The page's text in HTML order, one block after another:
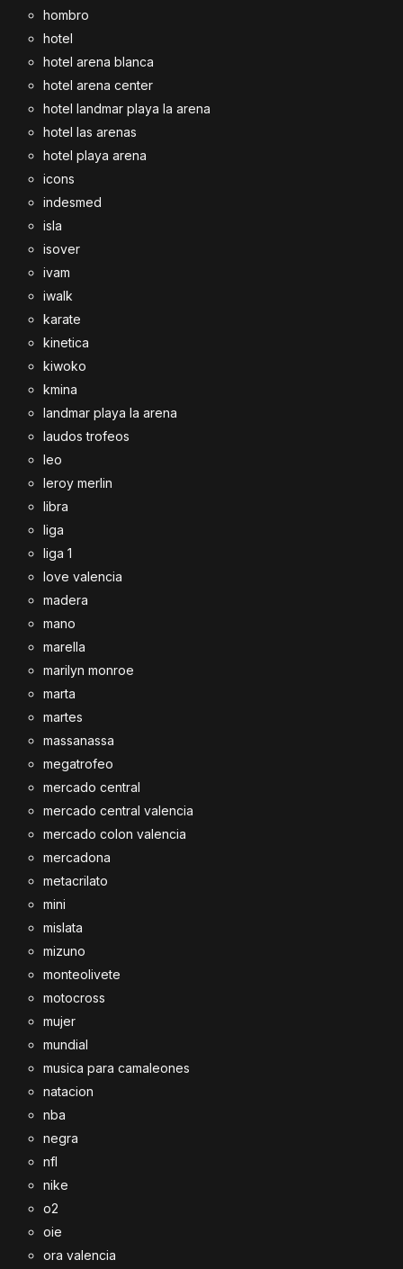
hombro
hotel
hotel arena blanca
hotel arena center
hotel landmar playa la arena
hotel las arenas
hotel playa arena
icons
indesmed
isla
isover
ivam
iwalk
karate
kinetica
kiwoko
kmina
landmar playa la arena
laudos trofeos
leo
leroy merlin
libra
liga
liga 1
love valencia
madera
mano
marella
marilyn monroe
marta
martes
massanassa
megatrofeo
mercado central
mercado central valencia
mercado colon valencia
mercadona
metacrilato
mini
mislata
mizuno
monteolivete
motocross
mujer
mundial
musica para camaleones
natacion
nba
negra
nfl
nike
o2
oie
ora valencia